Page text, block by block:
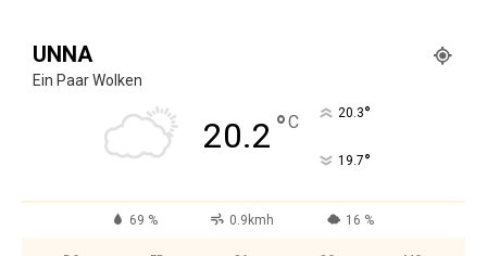
UNNA
Ein Paar Wolken
20.2 °C 20.3°
19.7°
69 % 0.9kmh 16 %